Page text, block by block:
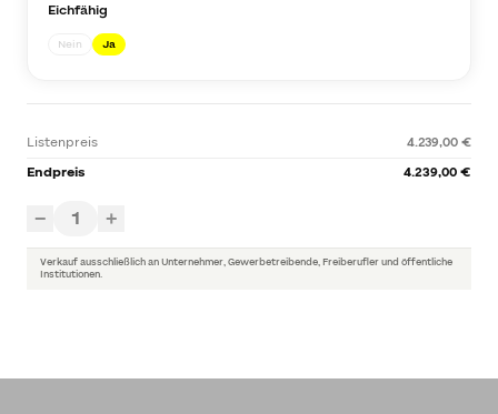
Eichfähig
Nein Ja
Listenpreis
4.239,00 €
Endpreis
4.239,00 €
− 1 +
Verkauf ausschließlich an Unternehmer, Gewerbetreibende, Freiberufler und öffentliche
Institutionen.